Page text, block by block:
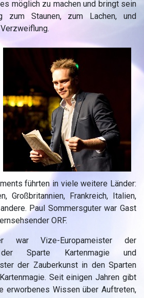
möglich zu machen und bringt sein
zum Staunen, zum Lachen, und
führten in viele weitere Länder:
Großbritannien, Frankreich, Italien,
Paul Sommersguter war Gast
ORF.
war Vize-Europameister der
Sparte Kartenmagie und
der Zauberkunst in den Sparten
Seit einigen Jahren gibt
erworbenes Wissen über Auftreten,